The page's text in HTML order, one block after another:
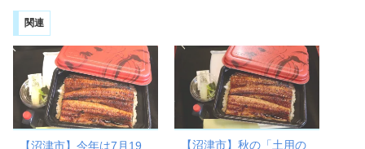
関連
【沼津市】今年は7月19
【沼津市】秋の「土用の